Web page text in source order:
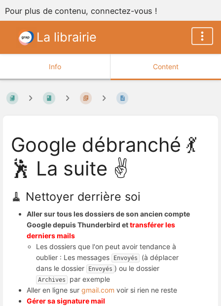
Pour plus de contenu, connectez-vous !
La librairie
Info Content
Google débranché 💃
🕺 La suite ✌️
🧹 Nettoyer derrière soi
Aller sur tous les dossiers de son ancien compte
Google depuis Thunderbird ettransférer les
derniers mails
Les dossiers que l'on peut avoir tendance à
oublier : Les messages
Envoyés
(à déplacer
dans le dossier
Envoyés ) ou le dossier
Archives
par exemple
Aller en ligne sur gmail.com voir si rien ne reste
Gérer sa signature mail